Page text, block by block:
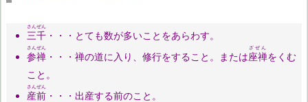
三千
さんぜん
・・・とても数が多いことをあらわす。
参禅
さんぜん
・・・禅の道に入り、修行をすること。または座禅
ざぜん
をくむ
こと。
産前
さんぜん
・・・出産する前のこと。